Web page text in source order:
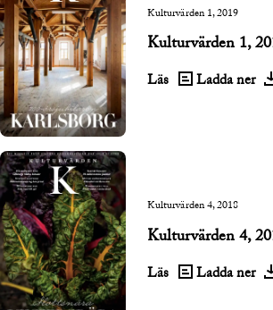
Kulturvärden 1, 2019
Kulturvärden 1,
Läs Ladda ner
Kulturvärden 4, 2018
Kulturvärden 4,
Läs Ladda ner